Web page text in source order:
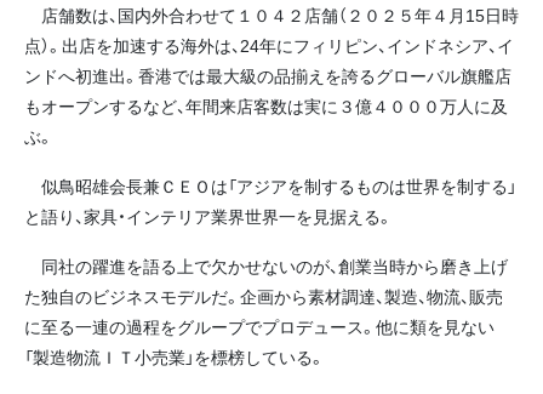
店舗数は、国内外合わせて１０４２店舗（２０２５年４月15日時
点）。出店を加速する海外は、24年にフィリピン、インドネシア、イ
ンドへ初進出。香港では最大級の品揃えを誇るグローバル旗艦店
もオープンするなど、年間来店客数は実に３億４０００万人に及
ぶ。
似鳥昭雄会長兼ＣＥＯは「アジアを制するものは世界を制する」
と語り、家具・インテリア業界世界一を見据える。
同社の躍進を語る上で欠かせないのが、創業当時から磨き上げ
た独自のビジネスモデルだ。企画から素材調達、製造、物流、販売
に至る一連の過程をグループでプロデュース。他に類を見ない
「製造物流ＩＴ小売業」を標榜している。